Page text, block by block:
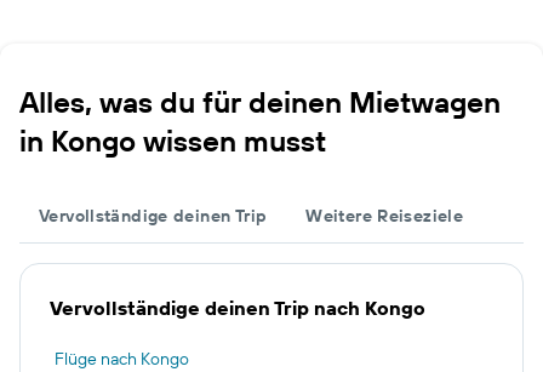
Alles, was du für deinen Mietwagen
in Kongo wissen musst
Vervollständige deinen Trip Weitere Reiseziele
Vervollständige deinen Trip nach Kongo
Flüge nach Kongo